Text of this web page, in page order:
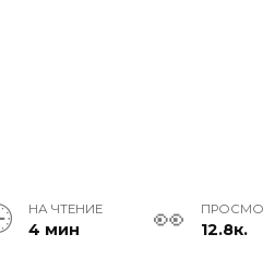
НА ЧТЕНИЕ
4 мин 12.8к.